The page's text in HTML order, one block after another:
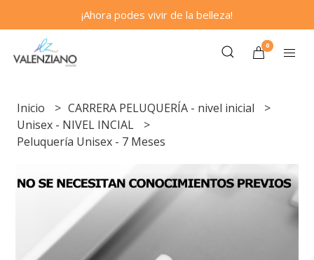
¡Ahora podes vivir de la belleza!
0
Inicio
CARRERA PELUQUERÍA - nivel inicial
Unisex - NIVEL INCIAL
Peluquería Unisex - 7 Meses